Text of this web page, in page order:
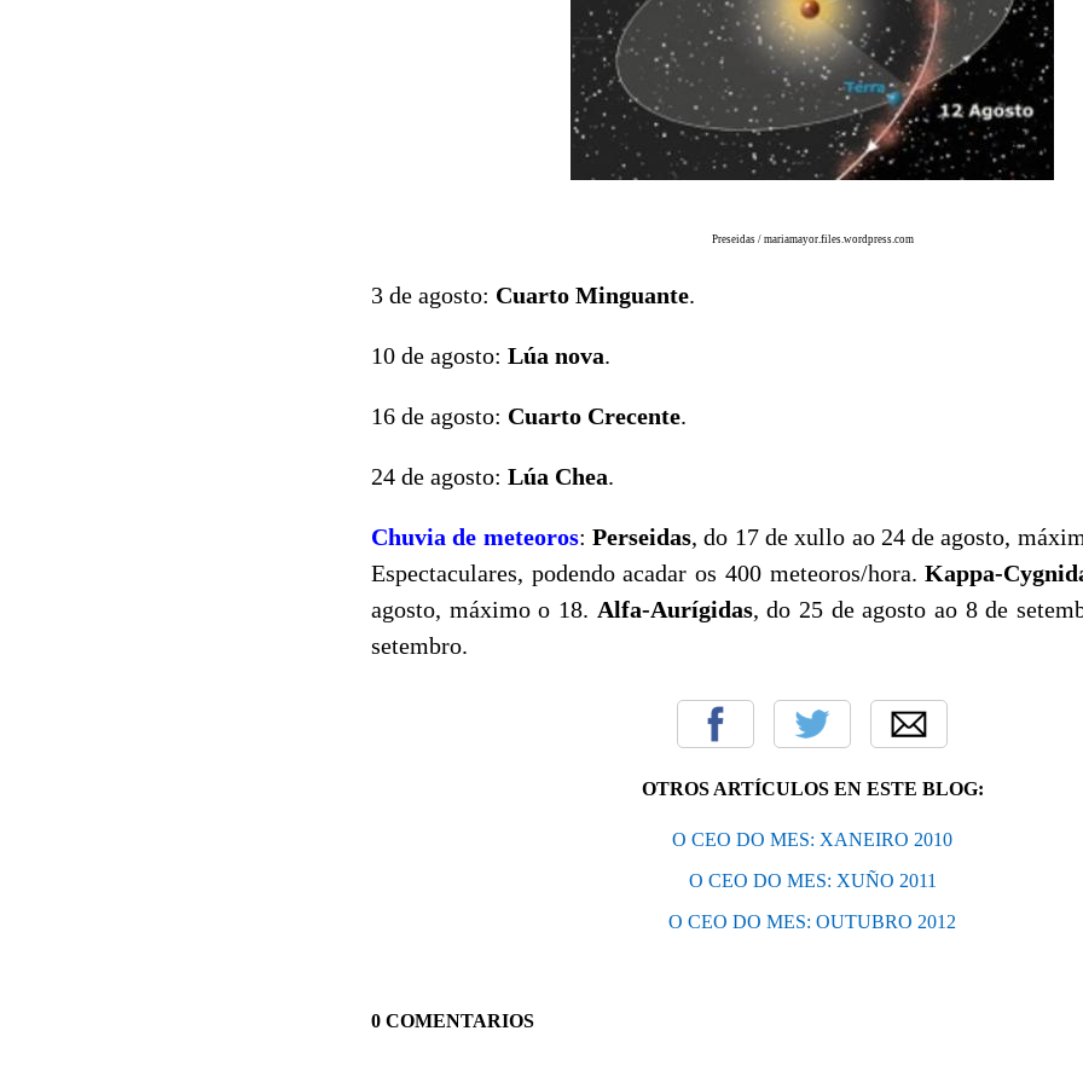
Preseidas /mariamayor.files.wordpress.com
3 de agosto: Cuarto Minguante.
10 de agosto: Lúa nova.
16 de agosto: Cuarto Crecente.
24 de agosto: Lúa Chea.
Chuvia de meteoros: Perseidas, do 17 de xullo ao 24 de agosto,
Espectaculares, podendo acadar os 400 meteoros/hora. Kappa-
agosto, máximo o 18. Alfa-Aurígidas, do 25 de agosto ao 8 de
setembro.
OTROS ARTÍCULOS EN ESTE BLOG:
O CEO DO MES: XANEIRO 2010
O CEO DO MES: XUÑO 2011
O CEO DO MES: OUTUBRO 2012
0 COMENTARIOS